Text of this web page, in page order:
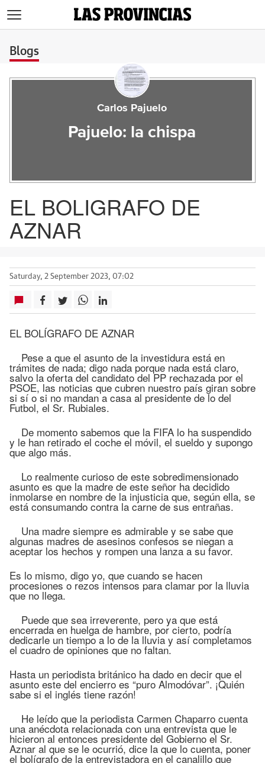
Blogs
Carlos Pajuelo
Pajuelo: la chispa
EL BOLIGRAFO DE
AZNAR
Saturday, 2 September 2023, 07:02
EL BOLÍGRAFO DE AZNAR
Pese a que el asunto de la investidura está en
trámites de nada; digo nada porque nada está claro,
salvo la oferta del candidato del PP rechazada por el
PSOE, las noticias que cubren nuestro país giran sobre
si sí o si no mandan a casa al presidente de lo del
Futbol, el Sr. Rubiales.
De momento sabemos que la FIFA lo ha suspendido
y le han retirado el coche el móvil, el sueldo y supongo
que algo más.
Lo realmente curioso de este sobredimensionado
asunto es que la madre de este señor ha decidido
inmolarse en nombre de la injusticia que, según ella, se
está consumando contra la carne de sus entrañas.
Una madre siempre es admirable y se sabe que
algunas madres de asesinos confesos se niegan a
aceptar los hechos y rompen una lanza a su favor.
Es lo mismo, digo yo, que cuando se hacen
procesiones o rezos intensos para clamar por la lluvia
que no llega.
Puede que sea irreverente, pero ya que está
encerrada en huelga de hambre, por cierto, podría
dedicarle un tiempo a lo de la lluvia y así completamos
el cuadro de opiniones que no faltan.
Hasta un periodista británico ha dado en decir que el
asunto este del encierro es “puro Almodóvar”. ¡Quién
sabe si el inglés tiene razón!
He leído que la periodista Carmen Chaparro cuenta
una anécdota relacionada con una entrevista que le
hicieron al entonces presidente del Gobierno el Sr.
Aznar al que se le ocurrió, dice la que lo cuenta, poner
el bolígrafo de la entrevistadora en el canalillo que